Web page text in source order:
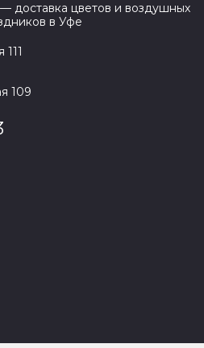
доставка цветов и воздушных
в Уфе
109